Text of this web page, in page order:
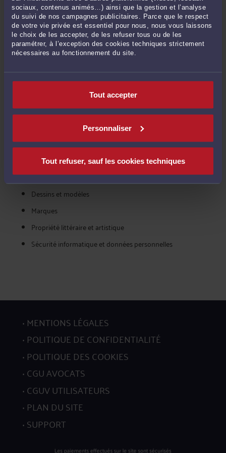
sociaux, contenus animés…) ainsi que la gestion et l’analyse
du suivi de nos campagnes publicitaires. Parce que le respect
de votre vie privée est essentiel pour nous, nous vous laissons
le choix de les accepter, de les refuser tous ou de les
paramétrer, à l’exception des cookies techniques strictement
nécessaires au fonctionnement du site.
Tout accepter
Personnaliser
Tout refuser, sauf les cookies techniques
communications. Vous pourrez recevoir jusqu'à 5 devis qui vous
feront état des prestations et du coût de l'avocat pour la
déclaration d'un fichier client ou prospect à la CNIL. Ensuite, libre à
vous de contacter l'avocat de votre choix, en toute confidentialité.
VOIR ÉGALEMENT COMBIEN COÛTE UN
AVOCAT POUR LES AUTRES MISSIONS
DANS LA CATÉGORIE : NTIC, MARQUES,
BREVETS
Brevets
Contentieux informatiques et de l'internet
Contrats informatiques, sites web, logiciels, CGV
Dessins et modèles
Marques
Propriété littéraire et artistique
Sécurité informatique et données personnelles
MENTIONS LÉGALES
POLITIQUE DE CONFIDENTIALITÉ
POLITIQUE DES COOKIES
CGU AVOCATS
CGUV UTILISATEURS
PLAN DU SITE
SUPPORT